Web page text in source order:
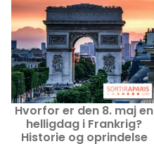
Hvorfor er den 8. maj en
helligdag i Frankrig?
Historie og oprindelse